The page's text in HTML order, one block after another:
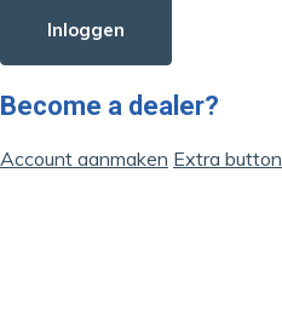
Inloggen
Become a dealer?
Account aanmaken Extra button